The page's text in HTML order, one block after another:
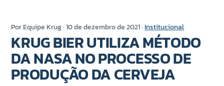
Por Equipe Krug · 10 de dezembro de 2021 ·Institucional
KRUG BIER UTILIZA MÉTODO
DA NASA NO PROCESSO DE
PRODUÇÃO DA CERVEJA